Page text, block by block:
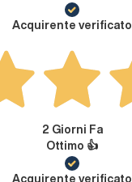
Acquirente verificato
2 Giorni Fa
Ottimo 👍
Acquirente verificato